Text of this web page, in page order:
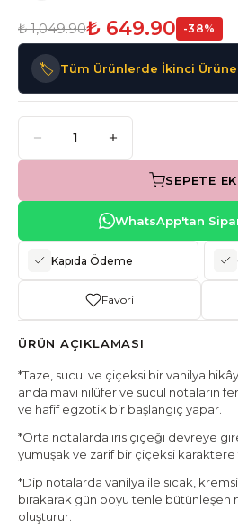
₺ 1,049.90₺ 649.90 -38%
🏷️ Tüm Ürünlerde İkinci
SEPETE
WhatsApp'tan
Kapıda Ödeme
Favori
ÜRÜN AÇIKLAMASI
*Taze, sucul ve çiçeksi bir vanilya
anda mavi nilüfer ve sucul notaların
ve hafif egzotik bir başlangıç yapar.
*Orta notalarda iris çiçeği devreye
yumuşak ve zarif bir çiçeksi karaktere
*Dip notalarda vanilya ile sıcak,
bırakarak gün boyu tenle bütünleşen
oluşturur.